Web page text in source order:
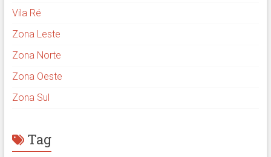
Vila Ré
Zona Leste
Zona Norte
Zona Oeste
Zona Sul
Tag